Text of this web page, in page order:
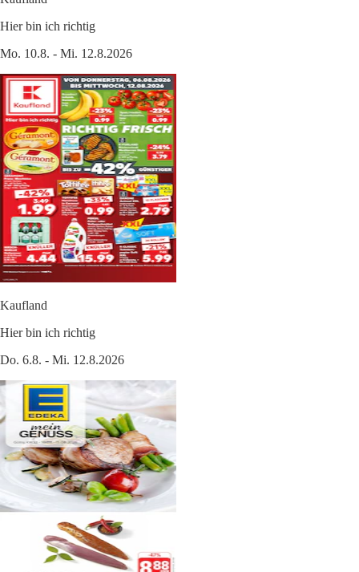
Hier bin ich richtig
Mo. 10.8. - Mi. 12.8.2026
Kaufland
Hier bin ich richtig
Do. 6.8. - Mi. 12.8.2026